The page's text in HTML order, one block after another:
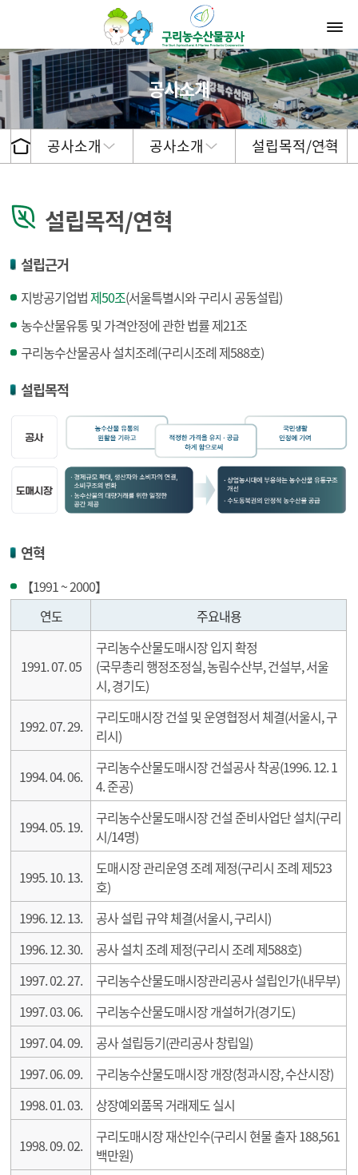
공사소개
공사소개 공사소개 설립목적/연혁
설립목적/연혁
설립근거
지방공기업법제50조(서울특별시와 구리시 공동설립)
농수산물유통 및 가격안정에 관한 법률 제21조
구리농수산물공사 설치조례(구리시조례 제588호)
설립목적
연혁
【1991 ~ 2000】
연도 주요내용
1991. 07. 05
구리농수산물도매시장 입지 확정
(국무총리 행정조정실, 농림수산부, 건설부, 서울
시, 경기도)
1992. 07. 29.
구리도매시장 건설 및 운영협정서 체결(서울시, 구
리시)
1994. 04. 06.
구리농수산물도매시장 건설공사 착공(1996. 12. 1
4. 준공)
1994. 05. 19.
구리농수산물도매시장 건설 준비사업단 설치(구리
시/14명)
1995. 10. 13.
도매시장 관리운영 조례 제정(구리시 조례 제523
호)
1996. 12. 13.
공사 설립 규약 체결(서울시, 구리시)
1996. 12. 30.
공사 설치 조례 제정(구리시 조례 제588호)
1997. 02. 27.
구리농수산물도매시장관리공사 설립인가(내무부)
1997. 03. 06.
구리농수산물도매시장 개설허가(경기도)
1997. 04. 09.
공사 설립등기(관리공사 창립일)
1997. 06. 09.
구리농수산물도매시장 개장(청과시장, 수산시장)
1998. 01. 03.
상장예외품목 거래제도 실시
1998. 09. 02.
구리도매시장 재산인수(구리시 현물 출자 188,561
백만원)